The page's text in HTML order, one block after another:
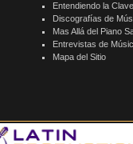
Entendiendo la
Discografías de
Mas Allá del Piano
Entrevistas de
Mapa del Sitio